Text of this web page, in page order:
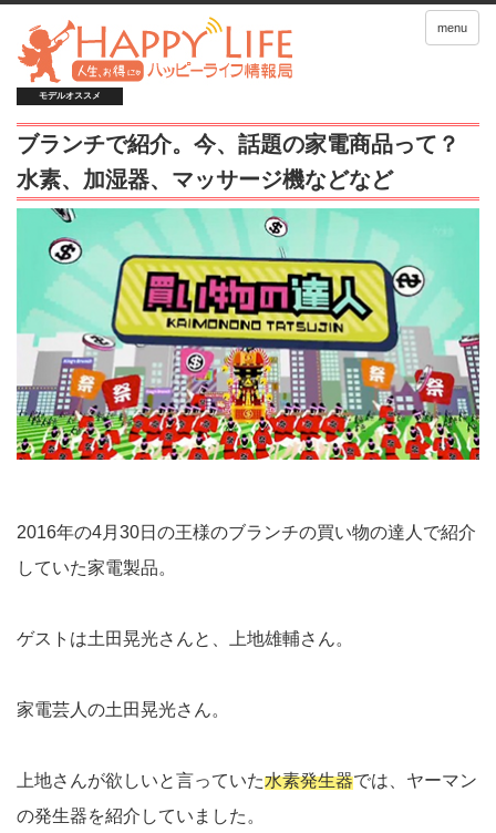
menu
モデルオススメ
ブランチで紹介。今、話題の家電商品って？
水素、加湿器、マッサージ機などなど
2016年の4月30日の王様のブランチの買い物の達人で紹介
していた家電製品。
ゲストは土田晃光さんと、上地雄輔さん。
家電芸人の土田晃光さん。
上地さんが欲しいと言っていた水素発生器では、ヤーマン
の発生器を紹介していました。